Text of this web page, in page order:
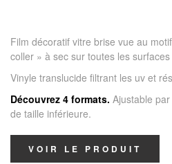
Film décoratif vitre brise vue au
coller » à sec sur toutes les
Vinyle translucide filtrant les uv et
Découvrez 4 formats. Ajustable
de taille inférieure.
VOIR LE PRODUIT